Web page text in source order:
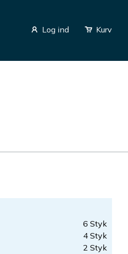
Log ind Kurv
6 Styk
4 Styk
2 Styk